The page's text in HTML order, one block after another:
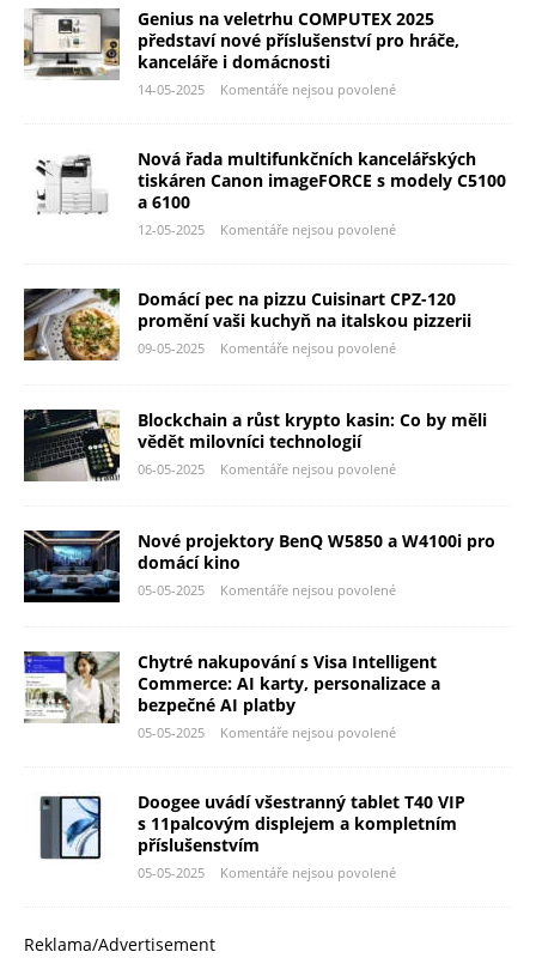
Genius na veletrhu COMPUTEX 2025
představí nové příslušenství pro hráče,
kanceláře i domácnosti
14-05-2025 Komentáře nejsou povolené
Nová řada multifunkčních kancelářských
tiskáren Canon imageFORCE s modely C5100
a 6100
12-05-2025 Komentáře nejsou povolené
Domácí pec na pizzu Cuisinart CPZ-120
promění vaši kuchyň na italskou pizzerii
09-05-2025 Komentáře nejsou povolené
Blockchain a růst krypto kasin: Co by měli
vědět milovníci technologií
06-05-2025 Komentáře nejsou povolené
Nové projektory BenQ W5850 a W4100i pro
domácí kino
05-05-2025 Komentáře nejsou povolené
Chytré nakupování s Visa Intelligent
Commerce: AI karty, personalizace a
bezpečné AI platby
05-05-2025 Komentáře nejsou povolené
Doogee uvádí všestranný tablet T40 VIP
s 11palcovým displejem a kompletním
příslušenstvím
05-05-2025 Komentáře nejsou povolené
Reklama/Advertisement